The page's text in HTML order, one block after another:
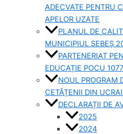
ADECVATE PENTRU
APELOR UZATE
PLANUL DE
MUNICIPIUL SEBEȘ
PARTENERIAT
EDUCAȚIE POCU
NOUL PROGRAM
CETĂȚENII DIN
DECLARAȚII DE
2025
2024